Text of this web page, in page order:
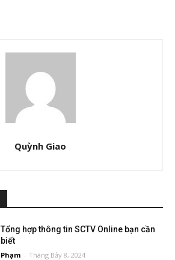
Quỳnh Giao
Tổng hợp thông tin SCTV Online bạn cần
biết
Phạm - Tháng Bảy 8, 2024